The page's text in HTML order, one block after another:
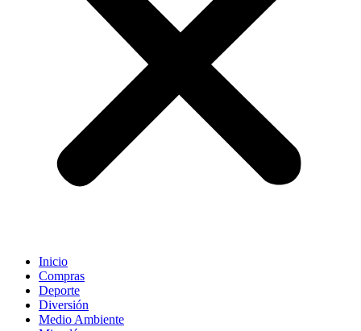
Inicio
Compras
Deporte
Diversión
Medio Ambiente